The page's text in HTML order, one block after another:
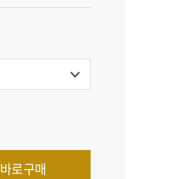
바로구매